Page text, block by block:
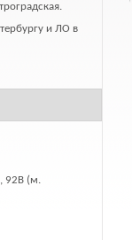
и ЛО в
92В (м.